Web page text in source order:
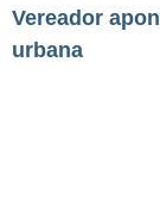
Vereador
urbana